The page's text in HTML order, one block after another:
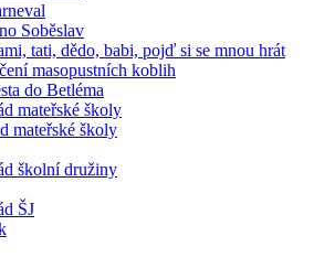
Soběslav
tati, dědo, babi, pojď si se mnou hrát
masopustních koblih
do Betléma
mateřské školy
mateřské školy
školní družiny
ŠJ